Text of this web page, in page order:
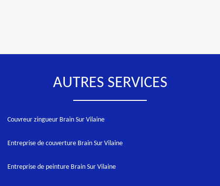
AUTRES SERVICES
Couvreur zingueur Brain Sur Vilaine
Entreprise de couverture Brain Sur Vilaine
Entreprise de peinture Brain Sur Vilaine